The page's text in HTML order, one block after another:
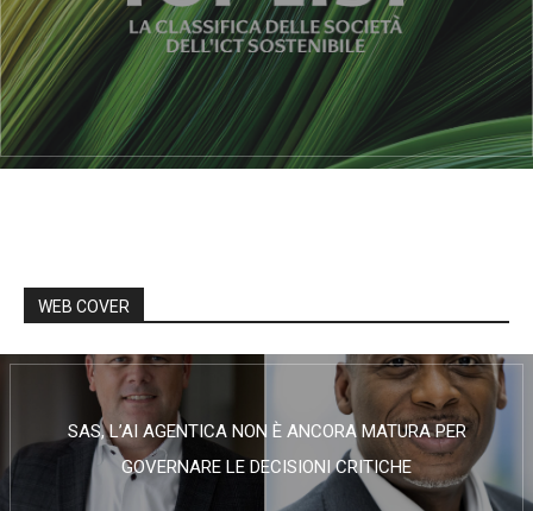
WEB COVER
SAS, L’AI AGENTICA NON È ANCORA MATURA PER
GOVERNARE LE DECISIONI CRITICHE